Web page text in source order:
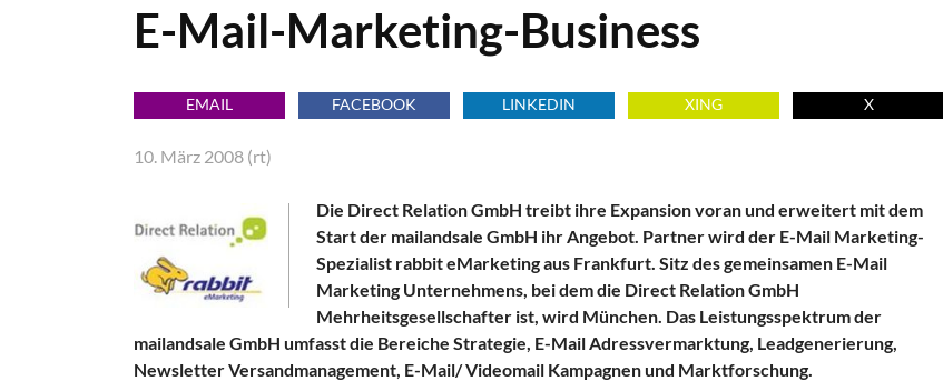
E-Mail-Marketing-Business
EMAIL FACEBOOK LINKEDIN XING X
10. März 2008 (rt)
Die Direct Relation GmbH treibt ihre Expansion voran und erweitert mit dem
Start der mailandsale GmbH ihr Angebot. Partner wird der E-Mail Marketing-
Spezialist rabbit eMarketing aus Frankfurt. Sitz des gemeinsamen E-Mail
Marketing Unternehmens, bei dem die Direct Relation GmbH
Mehrheitsgesellschafter ist, wird München. Das Leistungsspektrum der
mailandsale GmbH umfasst die Bereiche Strategie, E-Mail Adressvermarktung, Leadgenerierung,
Newsletter Versandmanagement, E-Mail/ Videomail Kampagnen und Marktforschung.